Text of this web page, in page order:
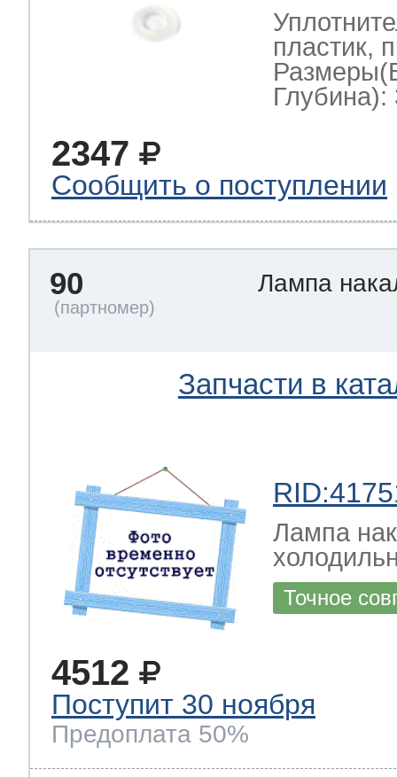
пластик,
Глубина):
2347
Сообщить о поступлении
90 Лампа
Запчасти в
Лампа
Точное
4512
Поступит 30 ноября
Предоплата 50%